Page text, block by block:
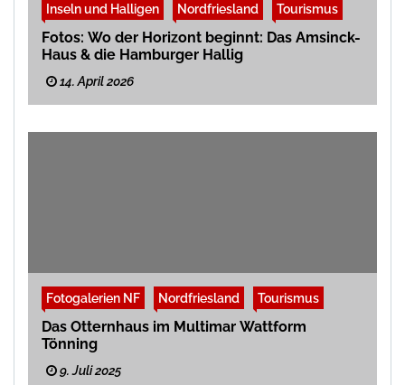
Inseln und Halligen
Nordfriesland Tourismus
Fotos: Wo der Horizont beginnt: Das Amsinck-
Haus & die Hamburger Hallig
14. April 2026
Fotogalerien NF Nordfriesland Tourismus
Das Otternhaus im Multimar Wattform
Tönning
9. Juli 2025